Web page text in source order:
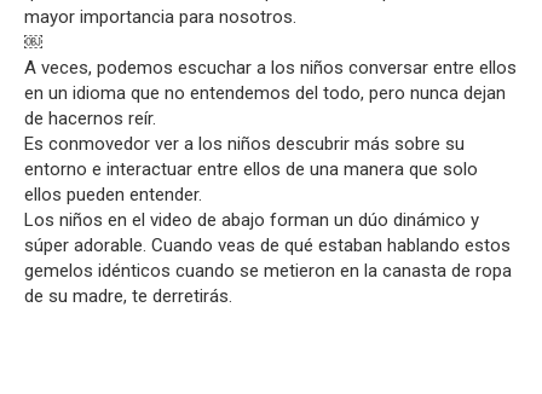
mayor importancia para nosotros.
￼
A veces, podemos escuchar a los niños conversar entre ellos
en un idioma que no entendemos del todo, pero nunca dejan
de hacernos reír.
Es conmovedor ver a los niños descubrir más sobre su
entorno e interactuar entre ellos de una manera que solo
ellos pueden entender.
Los niños en el video de abajo forman un dúo dinámico y
súper adorable. Cuando veas de qué estaban hablando estos
gemelos idénticos cuando se metieron en la canasta de ropa
de su madre, te derretirás.